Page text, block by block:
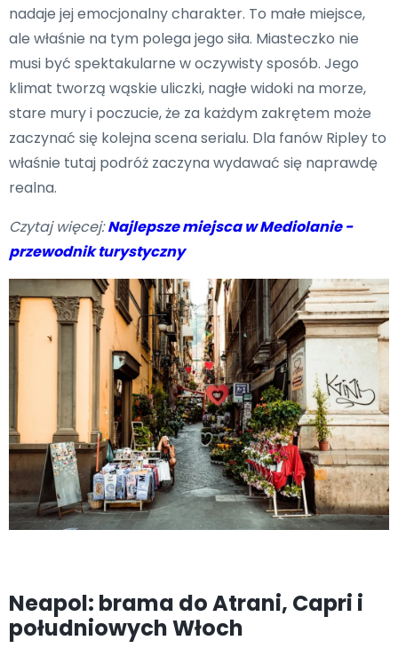
nadaje jej emocjonalny charakter. To małe miejsce,
ale właśnie na tym polega jego siła. Miasteczko nie
musi być spektakularne w oczywisty sposób. Jego
klimat tworzą wąskie uliczki, nagłe widoki na morze,
stare mury i poczucie, że za każdym zakrętem może
zaczynać się kolejna scena serialu. Dla fanów Ripley to
właśnie tutaj podróż zaczyna wydawać się naprawdę
realna.
Czytaj więcej:Najlepsze miejsca w Mediolanie -
przewodnik turystyczny
Neapol: brama do Atrani, Capri i
południowych Włoch